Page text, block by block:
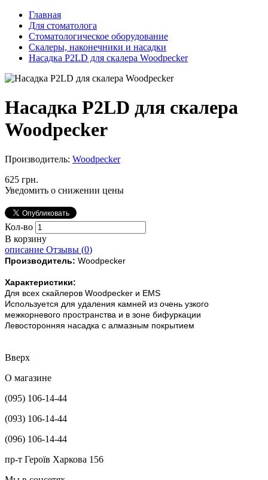
Главная
Для стоматолога
Стоматологическое оборудование
Скалеры, наконечники и насадки
Насадка P2LD для скалера Woodpecker
Насадка P2LD для скалера
Woodpecker
Производитель: Woodpecker
625 грн.
Уведомить о снижении цены
Кол-во
В корзину
описание Отзывы (0)
Производитель: Woodpecker
Характеристики:
Для всех скайлеров Woodpecker и EMS
Используется для удаления камней из очень узкого
межкорневого пространства и в зоне бифуркации
Левосторонняя насадка с алмазным покрытием
Вверх
О магазине
(095) 106-14-44
(093) 106-14-44
(096) 106-14-44
пр-т Героїв Харкова 156